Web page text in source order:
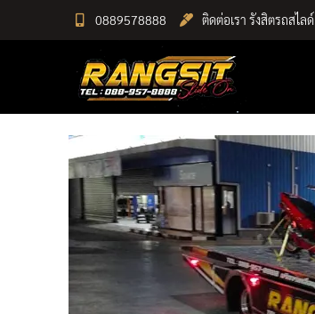
0889578888 ติดต่อเรา รังสิตรถสไลด์